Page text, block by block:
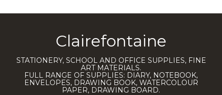
Clairefontaine
STATIONERY, SCHOOL AND OFFICE SUPPLIES, FINE
ART MATERIALS.
FULL RANGE OF SUPPLIES: DIARY, NOTEBOOK,
ENVELOPES, DRAWING BOOK, WATERCOLOUR
PAPER, DRAWING BOARD.